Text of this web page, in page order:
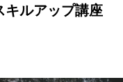
キルアップ講座